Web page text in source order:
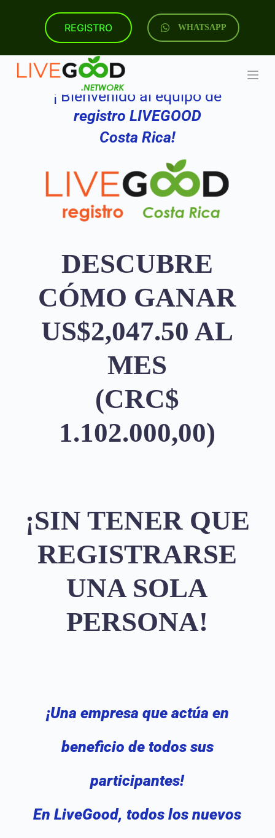
t
REGISTRO WHATSAPP
¡ Bienvenido al equipo de
registro LIVEGOOD
Costa Rica!
DESCUBRE
CÓMO GANAR
US$2,047.50 AL
MES
(CRC$
1.102.000,00)
¡SIN TENER QUE
REGISTRARSE
UNA SOLA
PERSONA!
¡Una empresa que actúa en
beneficio de todos sus
participantes!
En LiveGood, todos los nuevos